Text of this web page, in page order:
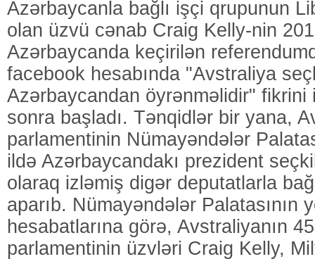
Azərbaycanla bağlı işçi qrupunun
olan üzvü cənab Craig Kelly-nin
Azərbaycanda keçirilən
facebook hesabında "Avstraliya
Azərbaycandan öyrənməlidir" fikrini
sonra başladı. Tənqidlər bir yana,
parlamentinin Nümayəndələr
ildə Azərbaycandakı prezident
olaraq izləmiş digər deputatlarla
aparıb. Nümayəndələr Palatasının
hesabatlarına görə, Avstraliyanın
parlamentinin üzvləri Craig Kelly,